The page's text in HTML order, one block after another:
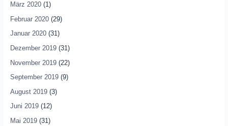
März 2020(1)
Februar 2020(29)
Januar 2020(31)
Dezember 2019(31)
November 2019(22)
September 2019(9)
August 2019(3)
Juni 2019(12)
Mai 2019(31)